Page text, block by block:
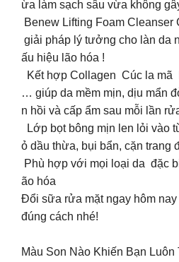
ừa làm sạch sâu vừa không
Benew Lifting Foam Cleanser
giải pháp lý tưởng cho làn da
ấu hiệu lão hóa !
Kết hợp Collagen Cúc la mã
… giúp da mềm mịn, dịu mẩn
n hồi và cấp ẩm sau mỗi lần
Lớp bọt bông mịn len lỏi vào
ỏ dầu thừa, bụi bẩn, cặn trang
Phù hợp với mọi loại da đặc
ão hóa
Đổi sữa rửa mặt ngay hôm
đúng cách nhé!
Màu Son Nào Khiến Bạn